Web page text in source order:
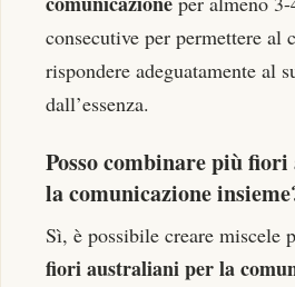
consecutive per permettere al
rispondere adeguatamente al
dall’essenza.
Posso combinare più
la comunicazione
Sì, è possibile creare miscele
fiori australiani per la